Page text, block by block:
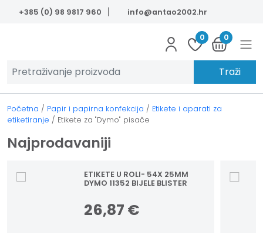
Skip to main content
+385 (0) 98 9817 960 info@antao2002.hr
0 0
Traži
Početna / Papir i papirna konfekcija / Etikete i aparati za
etiketiranje / Etikete za "Dymo" pisače
Najprodavaniji
ETIKETE U ROLI- 54X 25MM
DYMO 11352 BIJELE BLISTER
26,87 €